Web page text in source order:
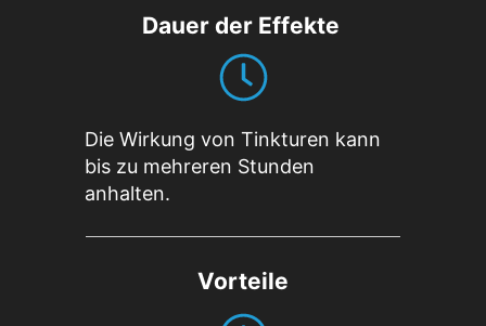
Dauer der Effekte
Die Wirkung von Tinkturen kann
bis zu mehreren Stunden
anhalten.
Vorteile